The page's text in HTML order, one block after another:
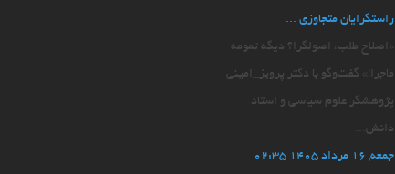
راستگرایان متجاوزی‌ ...
«اصلاح طلب، اصولگرا؟ دیگه تمومه
ماجرا!» گفت‌وگو با دکتر پرویز_امینی
پژوهشگر علوم سیاسی و استاد
دانش...
جمعه, 16 مرداد 1405 02:35